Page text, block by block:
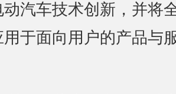
汽车技术创新，并将
于面向用户的产品与